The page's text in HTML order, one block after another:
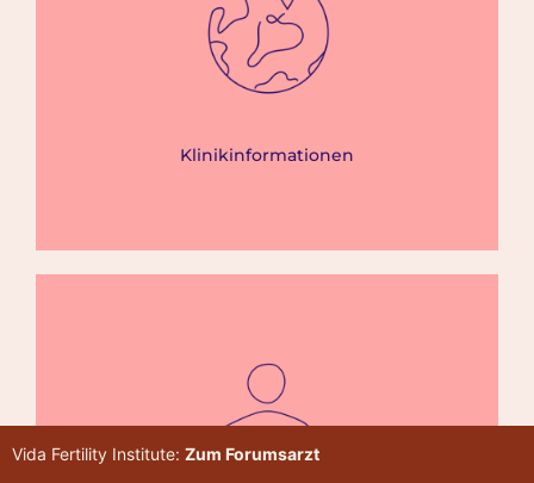
Vida Fertility Institute: Zum Forumsarzt
Klinikinformationen